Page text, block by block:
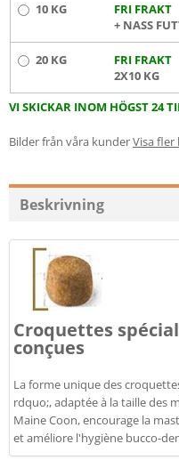
10 KG
FRI FRAKT
+ NASS
20 KG
FRI FRAKT
2X10 KG
VI SKICKAR INOM HÖGST 24
Bilder från våra kunderVisa fler
Beskrivning
Croquettes
conçues
La forme unique des
rdquo;, adaptée à la taille des
Maine Coon, encourage la
et améliore l'hygiène bucco-